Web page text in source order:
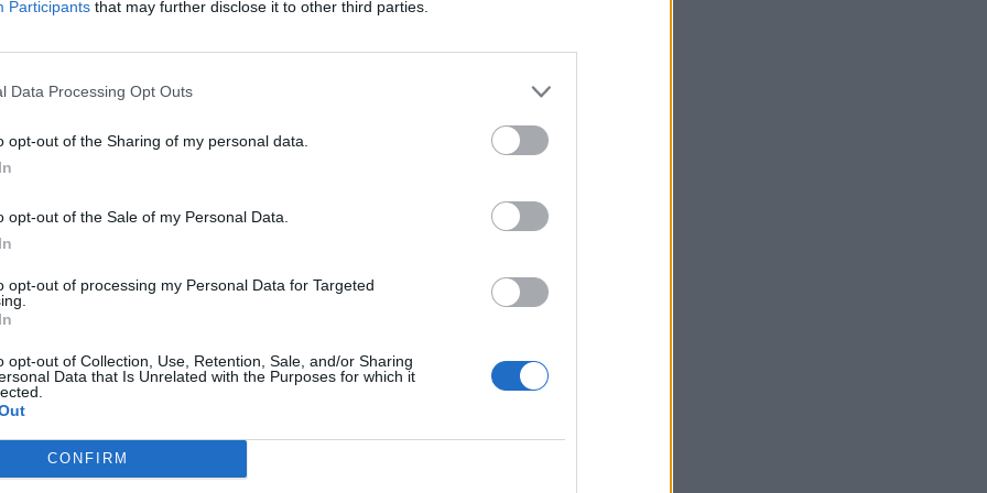
Participants that may further disclose it to other third parties.
Data Processing Opt Outs
opt-out of the Sharing of my personal data.
opt-out of the Sale of my Personal Data.
opt-out of processing my Personal Data for Targeted
opt-out of Collection, Use, Retention, Sale, and/or Sharing
Data that Is Unrelated with the Purposes for which it
CONFIRM
Αρχή με όρους που εξασφάλιζαν το
στο Δήμο να λειτουργήσει το
τόπο μας. Για λόγους που δεν είναι της
για τον κλάδο των αερομεταφορών και της
του με κάθε τρόπο.
ότι ο αεροδιάδρομος μήκους περίπου 1200
που σημαίνει ότι μετά από μία σειρά
επαναλειτουργίας ως πεδίο
να προωθηθεί αίτημα του Δήμου
στο οποίο θα ζητά την
εκ μέρους του όλες εκείνες οι παρεμβάσεις
Γ. Δριτσάκο, για τη διάθεσή του να στηρίξει